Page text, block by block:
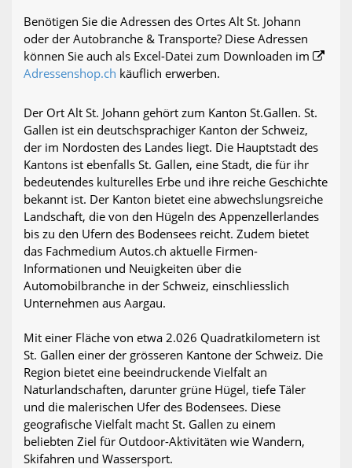
Benötigen Sie die Adressen des Ortes Alt St. Johann
oder der Autobranche & Transporte? Diese Adressen
können Sie auch als Excel-Datei zum Downloaden im
Adressenshop.ch käuflich erwerben.
Der Ort Alt St. Johann gehört zum Kanton St.Gallen. St.
Gallen ist ein deutschsprachiger Kanton der Schweiz,
der im Nordosten des Landes liegt. Die Hauptstadt des
Kantons ist ebenfalls St. Gallen, eine Stadt, die für ihr
bedeutendes kulturelles Erbe und ihre reiche Geschichte
bekannt ist. Der Kanton bietet eine abwechslungsreiche
Landschaft, die von den Hügeln des Appenzellerlandes
bis zu den Ufern des Bodensees reicht. Zudem bietet
das Fachmedium Autos.ch aktuelle Firmen-
Informationen und Neuigkeiten über die
Automobilbranche in der Schweiz, einschliesslich
Unternehmen aus Aargau.
Mit einer Fläche von etwa 2.026 Quadratkilometern ist
St. Gallen einer der grösseren Kantone der Schweiz. Die
Region bietet eine beeindruckende Vielfalt an
Naturlandschaften, darunter grüne Hügel, tiefe Täler
und die malerischen Ufer des Bodensees. Diese
geografische Vielfalt macht St. Gallen zu einem
beliebten Ziel für Outdoor-Aktivitäten wie Wandern,
Skifahren und Wassersport.